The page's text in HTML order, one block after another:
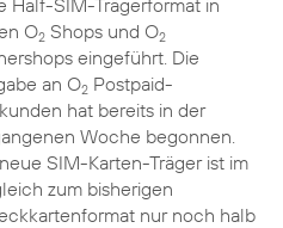
Half-SIM-Trägerformat in
O2Shops und O2
eingeführt. Die
an O2Postpaid-
hat bereits in der
Woche begonnen.
SIM-Karten-Träger ist im
zum bisherigen
nur noch halb